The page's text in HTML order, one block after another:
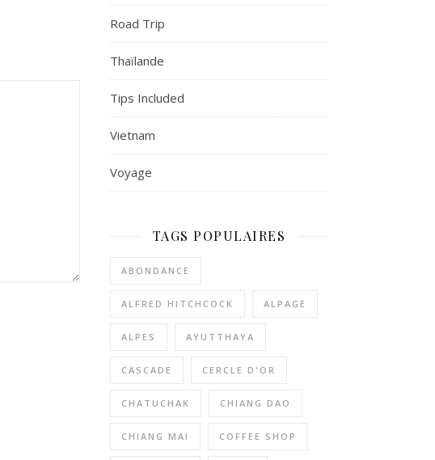
Road Trip
Thaïlande
Tips Included
Vietnam
Voyage
TAGS POPULAIRES
ABONDANCE
ALFRED HITCHCOCK ALPAGE
ALPES AYUTTHAYA
CASCADE CERCLE D'OR
CHATUCHAK CHIANG DAO
CHIANG MAI COFFEE SHOP